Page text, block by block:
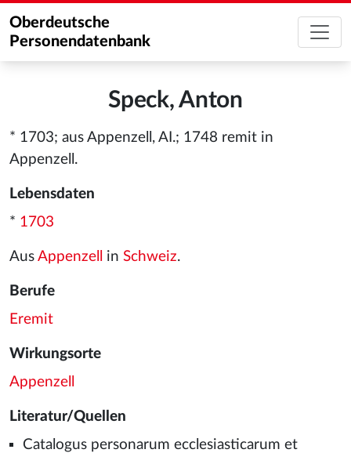
Oberdeutsche
Personendatenbank
Speck, Anton
* 1703; aus Appenzell, AI.; 1748 remit in
Appenzell.
Lebensdaten
* 1703
Aus Appenzell in Schweiz.
Berufe
Eremit
Wirkungsorte
Appenzell
Literatur/Quellen
Catalogus personarum ecclesiasticarum et